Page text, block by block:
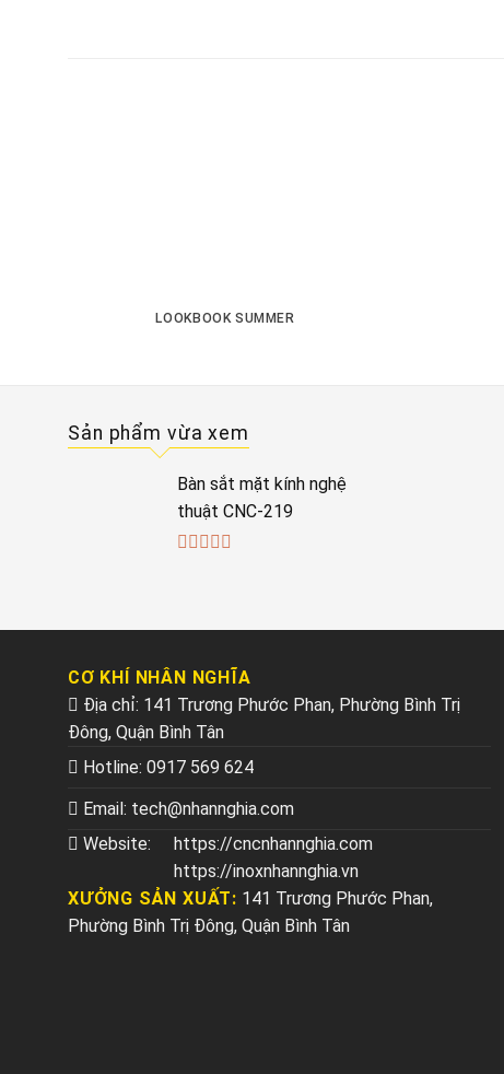
LOOKBOOK SUMMER
Sản phẩm vừa xem
Bàn sắt mặt kính nghệ
thuật CNC-219
CƠ KHÍ NHÂN NGHĨA
Địa chỉ: 141 Trương Phước Phan, Phường Bình Trị
Đông, Quận Bình Tân
Hotline: 0917 569 624
Email: tech@nhannghia.com
Website:
https://cncnhannghia.com
https://inoxnhannghia.vn
XƯỞNG SẢN XUẤT: 141 Trương Phước Phan,
Phường Bình Trị Đông, Quận Bình Tân